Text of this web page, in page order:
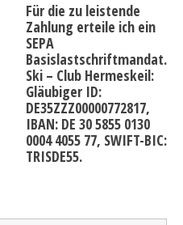
Für die zu leistende
Zahlung erteile ich ein
SEPA
Basislastschriftmandat.
Ski – Club Hermeskeil:
Gläubiger ID:
DE35ZZZ00000772817,
IBAN: DE 30 5855 0130
0004 4055 77, SWIFT-BIC:
TRISDE55.